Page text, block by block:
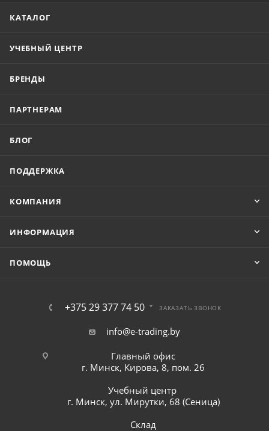
КАТАЛОГ
УЧЕБНЫЙ ЦЕНТР
БРЕНДЫ
ПАРТНЕРАМ
БЛОГ
ПОДДЕРЖКА
КОМПАНИЯ
ИНФОРМАЦИЯ
ПОМОЩЬ
+375 29 377 74 50 ЗАКАЗАТЬ ЗВОНОК
info@e-trading.by
Главный офис
г. Минск, Кирова, 8, пом. 26
Учебный центр
г. Минск, ул. Мирутки, 68 (Сеница)
Склад